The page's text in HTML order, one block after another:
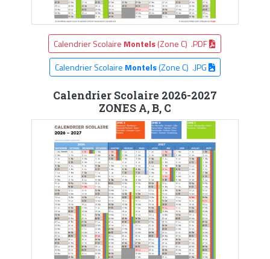
Calendrier Scolaire Montels(Zone C) .PDF
Calendrier Scolaire Montels(Zone C) .JPG
Calendrier Scolaire 2026-2027
ZONES A, B, C